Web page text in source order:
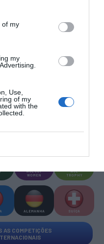
of my
my
Use,
of my
with the
WSE CUP
WOMEN
WSE
TROPHY
ALEMANHA SUÍÇA
AS COMPETIÇÕES